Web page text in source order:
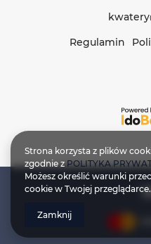
Regulamin
Strona korzysta z plików
zgodnie zPOLITYKA
Możesz określić warunki
cookie w Twojej przeglądarce.
Zamknij